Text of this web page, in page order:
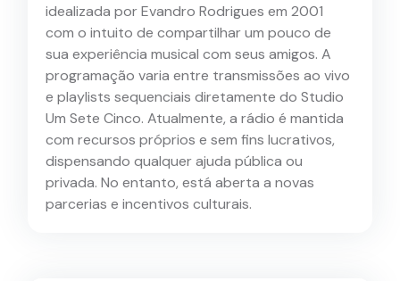
idealizada por Evandro Rodrigues em 2001
com o intuito de compartilhar um pouco de
sua experiência musical com seus amigos. A
programação varia entre transmissões ao vivo
e playlists sequenciais diretamente do Studio
Um Sete Cinco. Atualmente, a rádio é mantida
com recursos próprios e sem fins lucrativos,
dispensando qualquer ajuda pública ou
privada. No entanto, está aberta a novas
parcerias e incentivos culturais.